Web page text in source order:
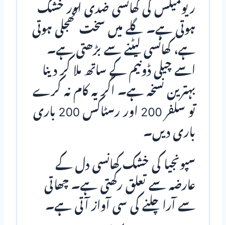
ریومیکس کی کھانسی ضدی اور خشک
ہوتی ہے۔ گلے میں سخت کھجلی ہوتی
ہے، کھانسی لیٹنے سے بڑھتی ہے۔
اسے چیلی ڈونیم کے ساتھ ملا کر دینا
بہترین نسخہ ہے۔ اگر یہ کام نہ کرے
تو سلفر 200 اور رسٹاکس 200 باری
باری دیں۔
سپونجیا کی خشک کھانسی دل کے
عارضہ سے تعلق رکھتی ہے۔ چھاتی
سے آرا چلنے کی سی آواز آتی ہے۔